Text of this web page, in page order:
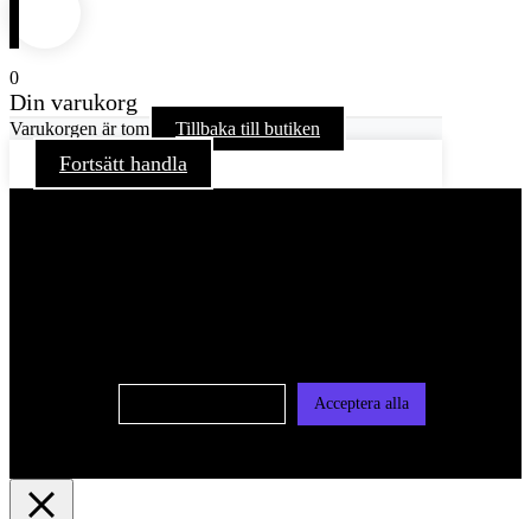
0
Din varukorg
Varukorgen är tom Tillbaka till butiken
Fortsätt handla
Acceptera alla